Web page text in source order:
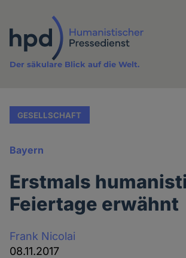
Inhalt
Der säkulare Blick auf die Welt.
GESELLSCHAFT
Bayern
Erstmals
Feiertage erwähnt
Frank Nicolai
08.11.2017